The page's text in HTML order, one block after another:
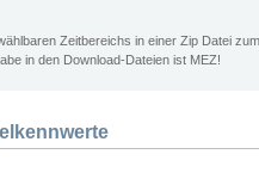
Zeitbereichs in einer Zip Datei
in den Download-Dateien ist MEZ!